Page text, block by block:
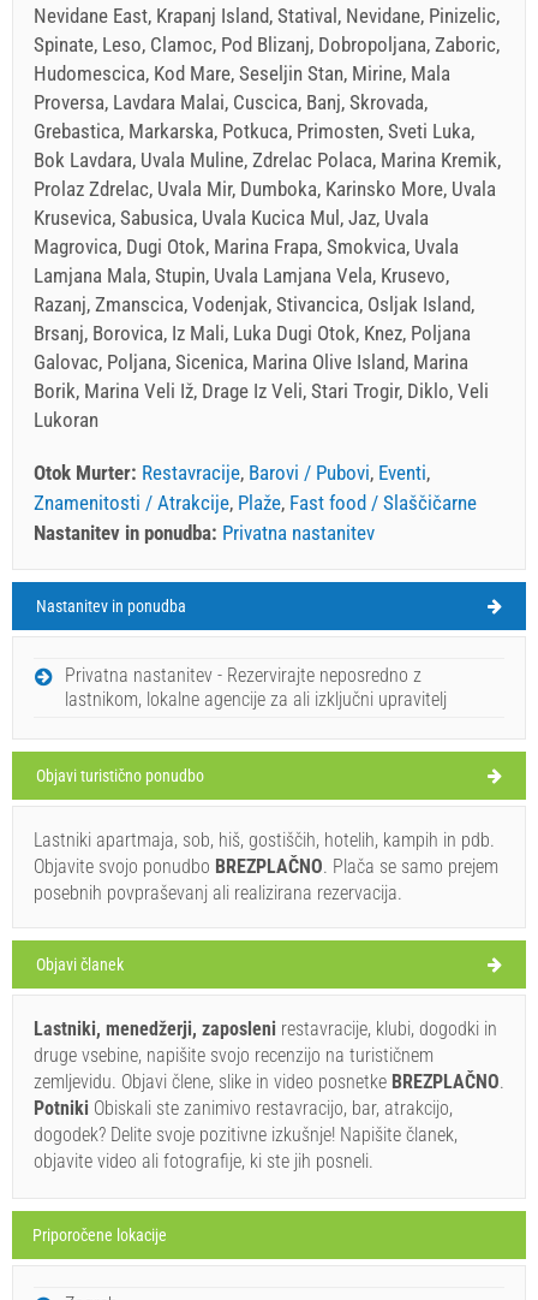
Nevidane East, Krapanj Island, Statival, Nevidane, Pinizelic,
Spinate, Leso, Clamoc, Pod Blizanj, Dobropoljana, Zaboric,
Hudomescica, Kod Mare, Seseljin Stan, Mirine, Mala
Proversa, Lavdara Malai, Cuscica, Banj, Skrovada,
Grebastica, Markarska, Potkuca, Primosten, Sveti Luka,
Bok Lavdara, Uvala Muline, Zdrelac Polaca, Marina Kremik,
Prolaz Zdrelac, Uvala Mir, Dumboka, Karinsko More, Uvala
Krusevica, Sabusica, Uvala Kucica Mul, Jaz, Uvala
Magrovica, Dugi Otok, Marina Frapa, Smokvica, Uvala
Lamjana Mala, Stupin, Uvala Lamjana Vela, Krusevo,
Razanj, Zmanscica, Vodenjak, Stivancica, Osljak Island,
Brsanj, Borovica, Iz Mali, Luka Dugi Otok, Knez, Poljana
Galovac, Poljana, Sicenica, Marina Olive Island, Marina
Borik, Marina Veli Iž, Drage Iz Veli, Stari Trogir, Diklo, Veli
Lukoran
Otok Murter: Restavracije, Barovi / Pubovi, Eventi,
Znamenitosti / Atrakcije, Plaže, Fast food / Slaščičarne
Nastanitev in ponudba: Privatna nastanitev
Otok Murter Vreme
PONEDELJEK
Hrvaška , Otok Murter
31°C
torek,
11. 08. 26 31°C vedro
sreda,
12. 08. 26 30°C raštrkani oblaci
četrtek,
13. 08. 26 31°C
Štikadenta (Restavracija) Jezera
Ivan Nane (Facebook page)
E-mail:hello@stikadenta.com WORKING HOURS
Nastanitev in ponudba
Privatna nastanitev - Rezervirajte neposredno z
lastnikom, lokalne agencije za ali izključni upravitelj
Objavi turistično ponudbo
Lastniki apartmaja, sob, hiš, gostiščih, hotelih, kampih in pdb.
Objavite svojo ponudbo BREZPLAČNO. Plača se samo prejem
posebnih povpraševanj ali realizirana rezervacija.
Objavi članek
Lastniki, menedžerji, zaposleni restavracije, klubi, dogodki in
druge vsebine, napišite svojo recenzijo na turističnem
zemljevidu. Objavi člene, slike in video posnetke BREZPLAČNO.
Potniki Obiskali ste zanimivo restavracijo, bar, atrakcijo,
dogodek? Delite svoje pozitivne izkušnje! Napišite članek,
objavite video ali fotografije, ki ste jih posneli.
Priporočene lokacije